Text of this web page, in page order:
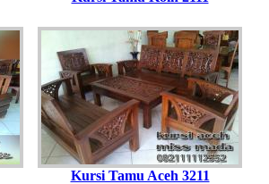
Kursi Tamu Aceh 3211